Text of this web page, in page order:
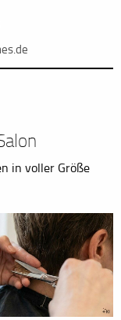
in voller Größe